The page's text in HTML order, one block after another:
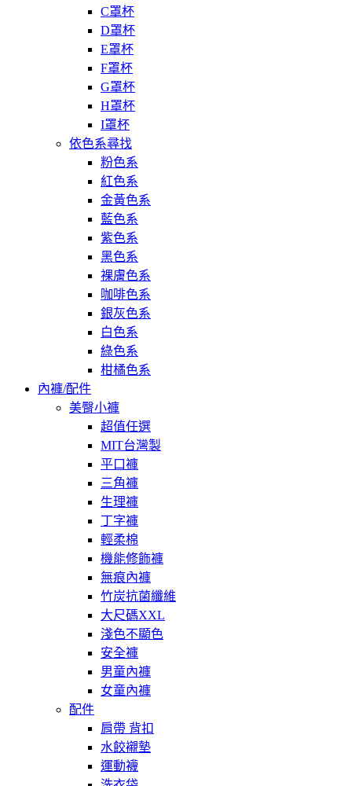
C罩杯
D罩杯
E罩杯
F罩杯
G罩杯
H罩杯
I罩杯
依色系尋找
粉色系
紅色系
金黃色系
藍色系
紫色系
黑色系
裸膚色系
咖啡色系
銀灰色系
白色系
綠色系
柑橘色系
內褲/配件
美臀小褲
超值任選
MIT台灣製
平口褲
三角褲
生理褲
丁字褲
輕柔棉
機能修飾褲
無痕內褲
竹炭抗菌纖維
大尺碼XXL
淺色不顯色
安全褲
男童內褲
女童內褲
配件
肩帶 背扣
水餃襯墊
運動襪